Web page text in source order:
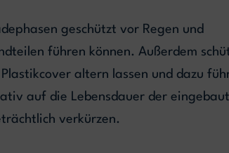
geschützt vor Regen und
führen können. Außerdem
altern lassen und dazu
auf die Lebensdauer der
verkürzen.